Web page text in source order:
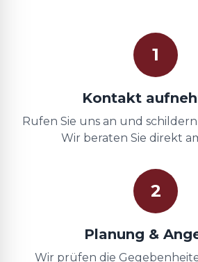
1
Kontakt
Rufen Sie uns an und
Wir beraten Sie direkt
2
Planung &
Wir prüfen die